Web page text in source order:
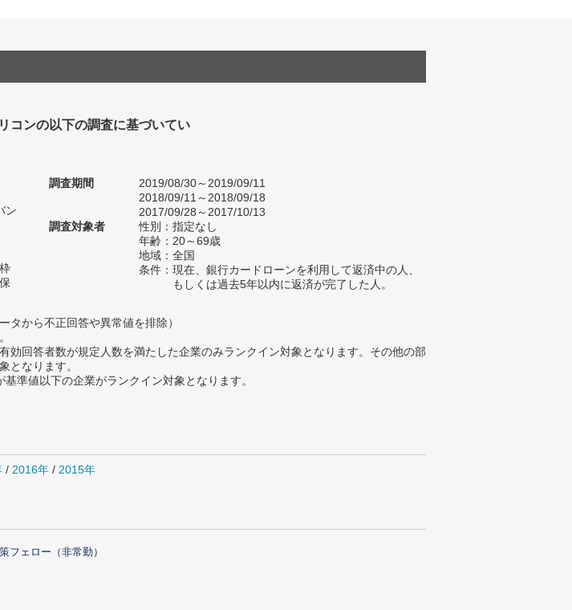
コンの以下の調査に基づいてい
ン
調査期間
2019/08/30～2019/09/11
2018/09/11～2018/09/18
2017/09/28～2017/10/13
調査対象者
性別：指定なし
年齢：20～69歳
地域：全国
条件：現在、銀行カードローンを利用して返済中の人、
もしくは過去5年以内に返済が完了した人。
から不正回答や異常値を排除）
回答者数が規定人数を満たした企業のみランクイン対象となります。その他の部
となります。
準値以下の企業がランクイン対象となります。
/ 2016年 / 2015年
フェロー（非常勤）